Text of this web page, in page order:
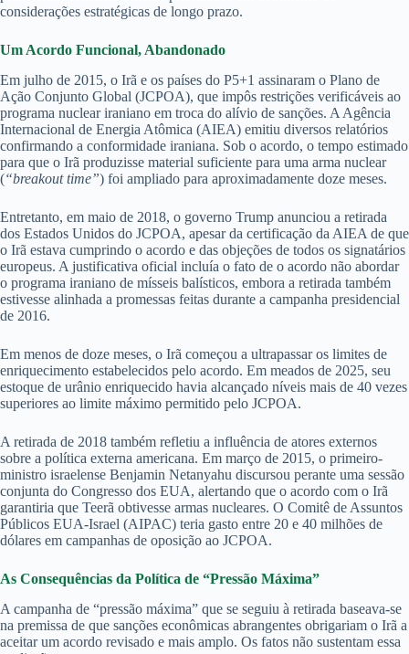
considerações estratégicas de longo prazo.
Um Acordo Funcional, Abandonado
Em julho de 2015, o Irã e os países do P5+1 assinaram o Plano de
Ação Conjunto Global (JCPOA), que impôs restrições verificáveis ao
programa nuclear iraniano em troca do alívio de sanções. A Agência
Internacional de Energia Atômica (AIEA) emitiu diversos relatórios
confirmando a conformidade iraniana. Sob o acordo, o tempo estimado
para que o Irã produzisse material suficiente para uma arma nuclear
(“breakout time”) foi ampliado para aproximadamente doze meses.
Entretanto, em maio de 2018, o governo Trump anunciou a retirada
dos Estados Unidos do JCPOA, apesar da certificação da AIEA de que
o Irã estava cumprindo o acordo e das objeções de todos os signatários
europeus. A justificativa oficial incluía o fato de o acordo não abordar
o programa iraniano de mísseis balísticos, embora a retirada também
estivesse alinhada a promessas feitas durante a campanha presidencial
de 2016.
Em menos de doze meses, o Irã começou a ultrapassar os limites de
enriquecimento estabelecidos pelo acordo. Em meados de 2025, seu
estoque de urânio enriquecido havia alcançado níveis mais de 40 vezes
superiores ao limite máximo permitido pelo JCPOA.
A retirada de 2018 também refletiu a influência de atores externos
sobre a política externa americana. Em março de 2015, o primeiro-
ministro israelense Benjamin Netanyahu discursou perante uma sessão
conjunta do Congresso dos EUA, alertando que o acordo com o Irã
garantiria que Teerã obtivesse armas nucleares. O Comitê de Assuntos
Públicos EUA-Israel (AIPAC) teria gasto entre 20 e 40 milhões de
dólares em campanhas de oposição ao JCPOA.
As Consequências da Política de “Pressão Máxima”
A campanha de “pressão máxima” que se seguiu à retirada baseava-se
na premissa de que sanções econômicas abrangentes obrigariam o Irã a
aceitar um acordo revisado e mais amplo. Os fatos não sustentam essa